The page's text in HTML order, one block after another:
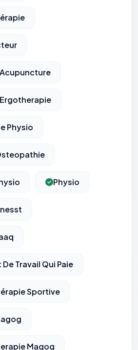
Physio
Physio
Travail Qui Paie
Sportive
Magog